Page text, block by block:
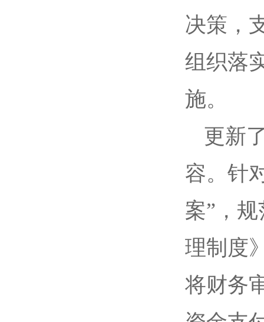
决策，
组织落
施。
更新
容。针
案”，
理制度
将财务